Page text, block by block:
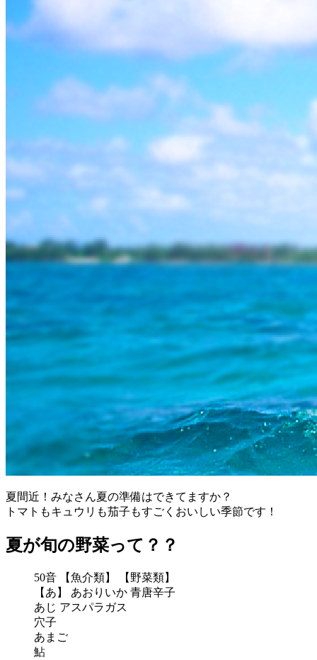
夏間近！みなさん夏の準備はできてますか？
トマトもキュウリも茄子もすごくおいしい季節です！
夏が旬の野菜って？？
50音 【魚介類】 【野菜類】
【あ】 あおりいか 青唐辛子
あじ アスパラガス
穴子
あまご
鮎